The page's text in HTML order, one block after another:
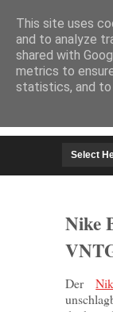
Nike
Der
This site uses
and to analyze
shared with
metrics to
statistics, and to